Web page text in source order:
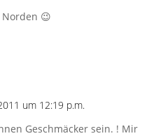
😉
um 12:19 p.m.
Geschmäcker sein. ! Mir